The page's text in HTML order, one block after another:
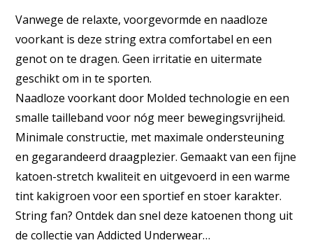
Vanwege de relaxte, voorgevormde en naadloze
voorkant is deze string extra comfortabel en een
genot on te dragen. Geen irritatie en uitermate
geschikt om in te sporten.
Naadloze voorkant door Molded technologie en een
smalle tailleband voor nóg meer bewegingsvrijheid.
Minimale constructie, met maximale ondersteuning
en gegarandeerd draagplezier. Gemaakt van een fijne
katoen-stretch kwaliteit en uitgevoerd in een warme
tint kakigroen voor een sportief en stoer karakter.
String fan? Ontdek dan snel deze katoenen thong uit
de collectie van Addicted Underwear…